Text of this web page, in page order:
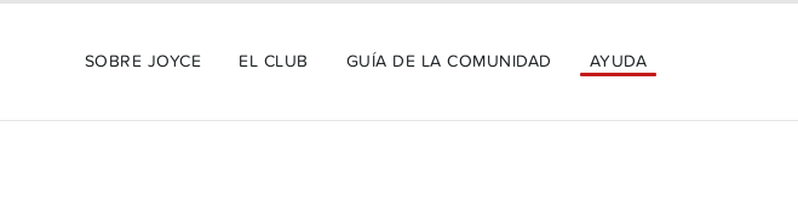
SOBRE JOYCE EL CLUB GUÍA DE LA COMUNIDAD AYUDA